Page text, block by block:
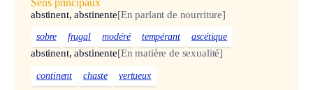
abstinent, abstinente[En parlant de nourriture]
sobre frugal modéré tempérant ascétique
abstinent, abstinente[En matière de sexualité]
continent chaste vertueux